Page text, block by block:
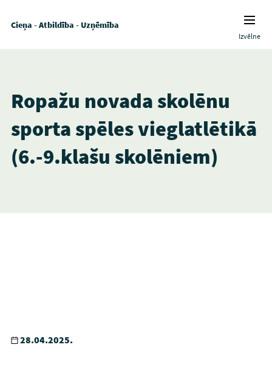
Cieņa - Atbildība - Uzņēmība
Izvēlne
Ropažu novada skolēnu
sporta spēles vieglatlētikā
(6.-9.klašu skolēniem)
28.04.2025.